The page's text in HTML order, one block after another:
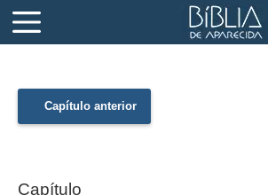
Capítulo anterior
Capítulo